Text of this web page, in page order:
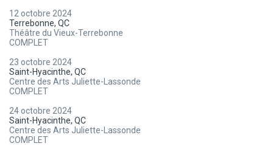
12 octobre 2024
Terrebonne, QC
Théâtre du Vieux-Terrebonne
COMPLET
23 octobre 2024
Saint-Hyacinthe, QC
Centre des Arts Juliette-Lassonde
COMPLET
24 octobre 2024
Saint-Hyacinthe, QC
Centre des Arts Juliette-Lassonde
COMPLET